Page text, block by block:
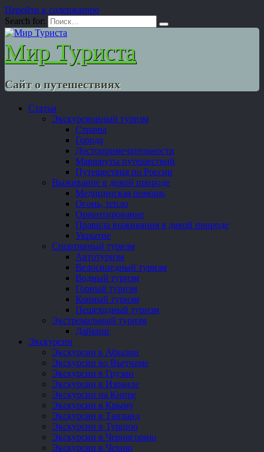
Перейти к содержанию
Search for:
Мир Туриста
Сайт о путешествиях
Статьи
Экскурсионный туризм
Страны
Города
Достопримечательности
Маршруты путешествий
Путешествия по России
Выживание в дикой природе
Медицинская помощь
Огонь, тепло
Ориентирование
Правила выживания в дикой природе
Укрытие
Спортивный туризм
Автотуризм
Велосипедный туризм
Водный туризм
Горный туризм
Конный туризм
Пешеходный туризм
Экстремальный туризм
Дайвинг
Экскурсии
Экскурсии в Абхазии
Экскурсии во Вьетнаме
Экскурсии в Грузии
Экскурсии в Израиле
Экскурсии на Кипре
Экскурсии в Крыму
Экскурсии в Таиланд
Экскурсии в Турцию
Экскурсии в Черногорию
Экскурсии в Чехию